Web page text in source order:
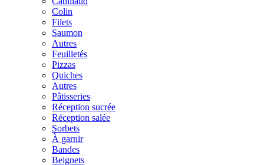
Colin
Filets
Saumon
Autres
Feuilletés
Pizzas
Quiches
Autres
Pâtisseries
Réception sucrée
Réception salée
Sorbets
À garnir
Bandes
Beignets